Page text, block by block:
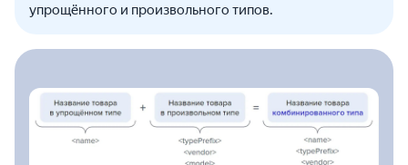
упрощённого и произвольного типов.